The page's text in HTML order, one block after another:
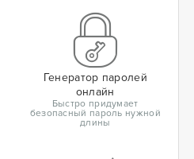
Генератор паролей
онлайн
Быстро придумает
безопасный пароль нужной
длины